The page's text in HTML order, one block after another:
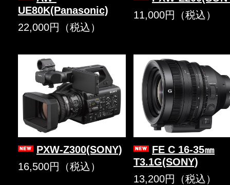
UE80K(Panasonic)
22,000円（税込）
11,000円（税込）
PXW-Z300(SONY)
16,500円（税込）
FE C 16-35㎜
T3.1G(SONY)
13,200円（税込）